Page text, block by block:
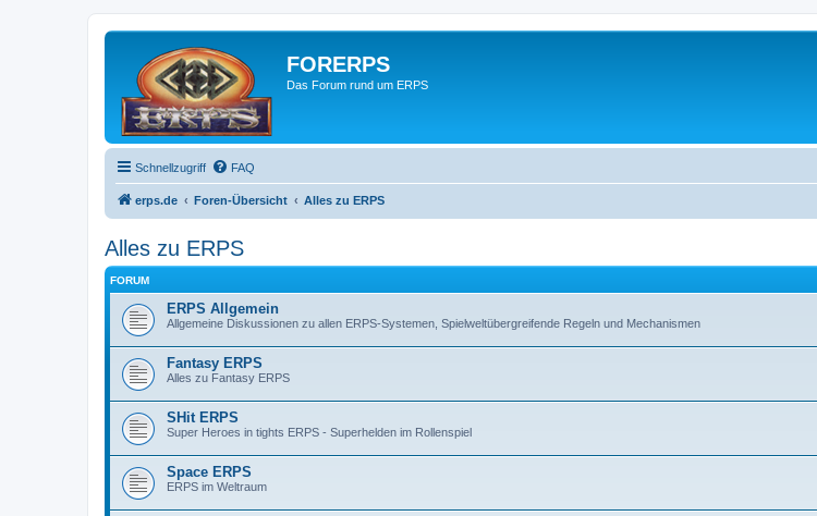
FORERPS
Das Forum rund um ERPS
Schnellzugriff FAQ
erps.de Foren-Übersicht Alles zu ERPS
Alles zu ERPS
FORUM
ERPS Allgemein
Allgemeine Diskussionen zu allen ERPS-Systemen, Spielweltübergreifende Regeln und Mechanismen
Fantasy ERPS
Alles zu Fantasy ERPS
SHit ERPS
Super Heroes in tights ERPS - Superhelden im Rollenspiel
Space ERPS
ERPS im Weltraum